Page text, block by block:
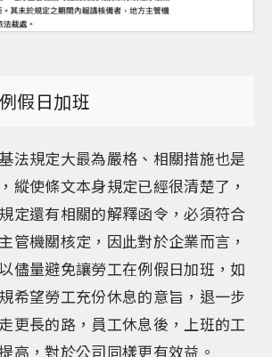
假日加班
法規定大最為嚴格、相關措施也是
縱使條文本身規定已經很清楚了，
定還有相關的解釋函令，必須符合
管機關核定，因此對於企業而言，
儘量避免讓勞工在例假日加班，如
希望勞工充份休息的意旨，退一步
更長的路，員工休息後，上班的工
高，對於公司同樣更有效益。